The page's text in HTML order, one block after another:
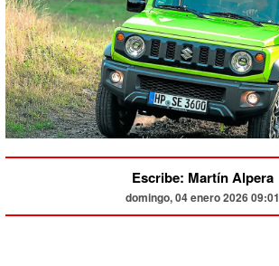
Escribe: Martín Alpera
domingo, 04 enero 2026 09:01